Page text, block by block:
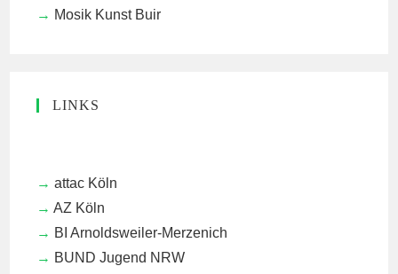
Mosik Kunst Buir
LINKS
attac Köln
AZ Köln
BI Arnoldsweiler-Merzenich
BUND Jugend NRW